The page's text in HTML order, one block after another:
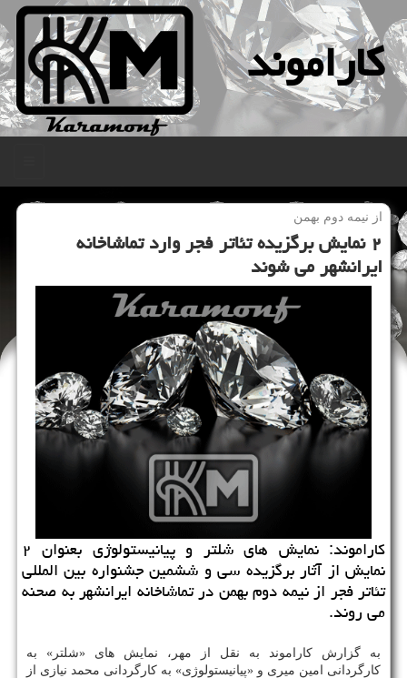
كاراموند
از نیمه دوم بهمن
۲ نمایش برگزیده تئاتر فجر وارد تماشاخانه
ایرانشهر می شوند
كاراموند: نمایش های شلتر و پیانیستولوژی بعنوان ۲
نمایش از آثار برگزیده سی و ششمین جشنواره بین المللی
تئاتر فجر از نیمه دوم بهمن در تماشاخانه ایرانشهر به صحنه
می روند.
به گزارش كاراموند به نقل از مهر، نمایش های «شلتر» به
كارگردانی امین میری و «پیانیستولوژی» به كارگردانی محمد نیازی از